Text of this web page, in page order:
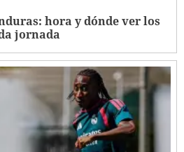
hora y dónde ver los
jornada